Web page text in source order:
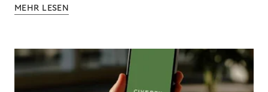
MEHR LESEN